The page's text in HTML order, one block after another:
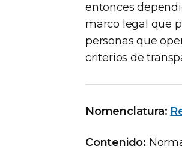
entonces
marco legal que
personas que
criterios de
Nomenclatura:
Contenido: